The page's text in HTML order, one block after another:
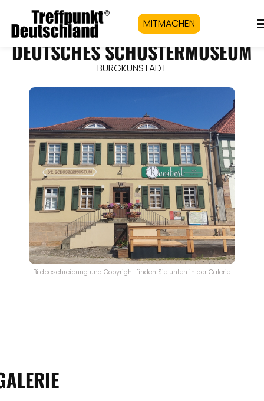
MITMACHEN
DEUTSCHES SCHUSTERMUSEUM
BURGKUNSTADT
Bildbeschreibung und Copyright finden Sie unten in der Galerie.